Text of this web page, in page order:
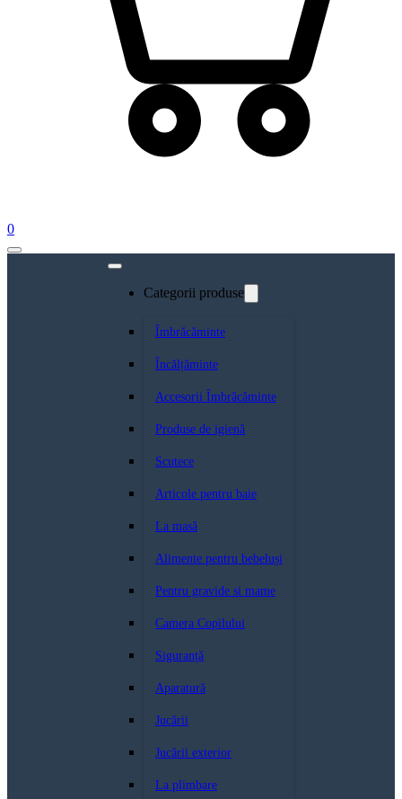
0
Categorii produse
Îmbrăcăminte
Încălțăminte
Accesorii Îmbrăcăminte
Produse de igienă
Scutece
Articole pentru baie
La masă
Alimente pentru bebeluși
Pentru gravide si mame
Camera Copilului
Siguranță
Aparatură
Jucării
Jucării exterior
La plimbare